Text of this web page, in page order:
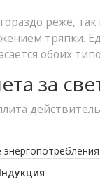
реже,
тряпки.
обоих
за